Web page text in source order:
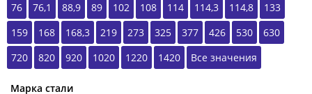
76 76,1 88,9 89 102 108 114 114,3 114,8
133
159
168 168,3 219 273 325 377 426 530
630
720
820 920 1020 1220 1420 Все значения
Марка стали